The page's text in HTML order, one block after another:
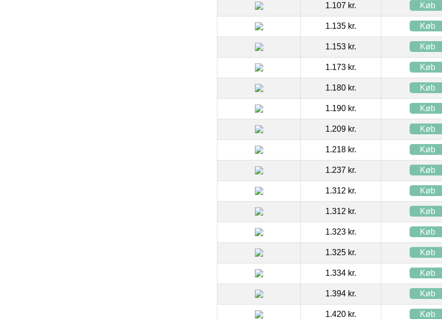
1.107 kr. Køb
1.135 kr. Køb
1.153 kr. Køb
1.173 kr. Køb
1.180 kr. Køb
1.190 kr. Køb
1.209 kr. Køb
1.218 kr. Køb
1.237 kr. Køb
1.312 kr. Køb
1.312 kr. Køb
1.323 kr. Køb
1.325 kr. Køb
1.334 kr. Køb
1.394 kr. Køb
1.420 kr. Køb